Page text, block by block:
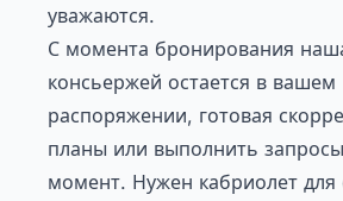
уважаются.
С момента бронирования
консьержей остается в вашем
распоряжении, готовая
планы или выполнить
момент. Нужен кабриолет для